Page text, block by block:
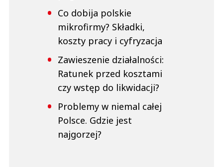
Co dobija polskie
mikrofirmy? Składki,
koszty pracy i cyfryzacja
Zawieszenie działalności:
Ratunek przed kosztami
czy wstęp do likwidacji?
Problemy w niemal całej
Polsce. Gdzie jest
najgorzej?